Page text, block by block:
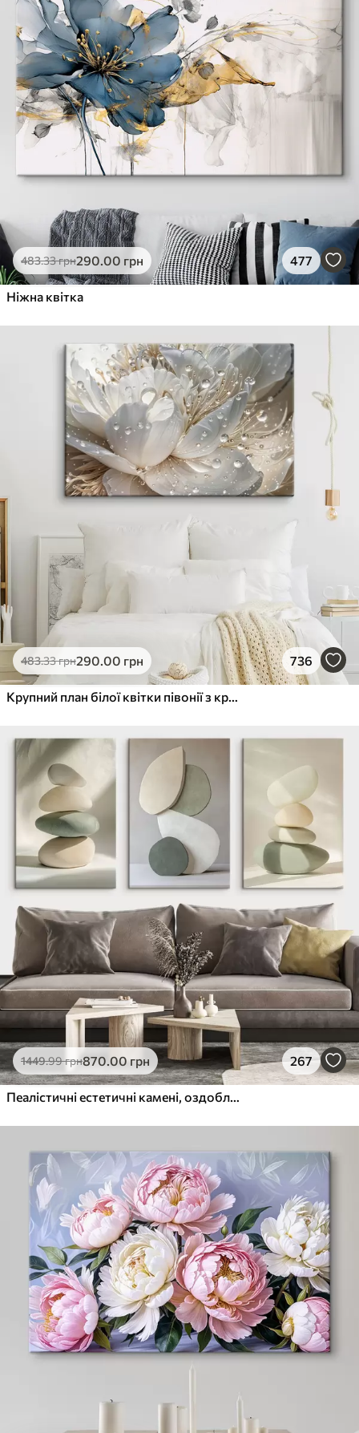
483.33грн290.00 грн 477
Ніжна квітка
483.33грн290.00 грн 736
Крупний план білої квітки півонії з крапельками води на пелюстках на розмитому фоні
1449.99грн870.00 грн 267
Пеалістичні естетичні камені, оздоблення будинку, природне освітлення